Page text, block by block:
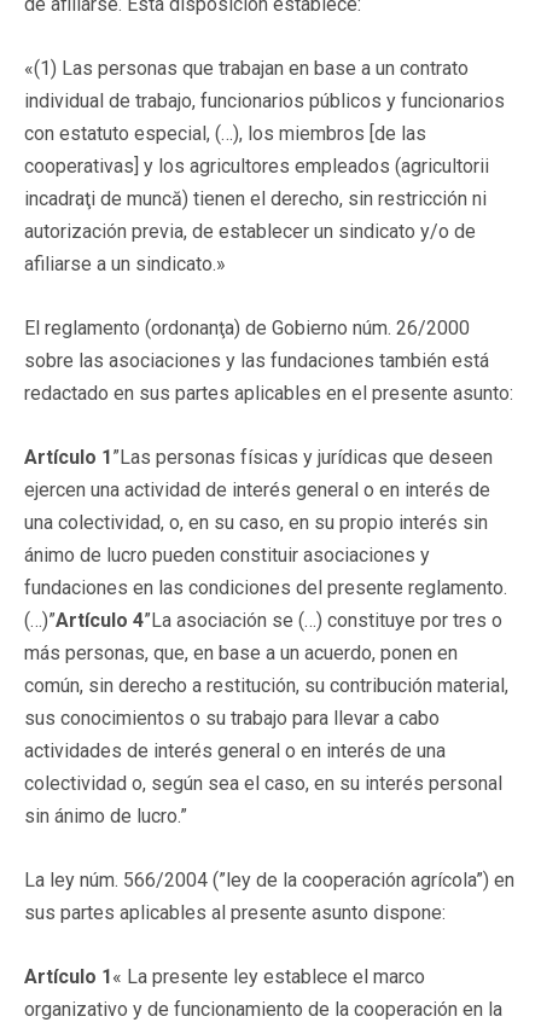
«(1) Las personas que trabajan en base a un contrato
individual de trabajo, funcionarios públicos y funcionarios
con estatuto especial, (…), los miembros [de las
cooperativas] y los agricultores empleados (agricultorii
incadraţi de muncă) tienen el derecho, sin restricción ni
autorización previa, de establecer un sindicato y/o de
afiliarse a un sindicato.»
El reglamento (ordonanţa) de Gobierno núm. 26/2000
sobre las asociaciones y las fundaciones también está
redactado en sus partes aplicables en el presente asunto:
Artículo 1”Las personas físicas y jurídicas que deseen
ejercen una actividad de interés general o en interés de
una colectividad, o, en su caso, en su propio interés sin
ánimo de lucro pueden constituir asociaciones y
fundaciones en las condiciones del presente reglamento.
(…)”Artículo 4”La asociación se (…) constituye por tres o
más personas, que, en base a un acuerdo, ponen en
común, sin derecho a restitución, su contribución material,
sus conocimientos o su trabajo para llevar a cabo
actividades de interés general o en interés de una
colectividad o, según sea el caso, en su interés personal
sin ánimo de lucro.”
La ley núm. 566/2004 (”ley de la cooperación agrícola”) en
sus partes aplicables al presente asunto dispone:
Artículo 1« La presente ley establece el marco
organizativo y de funcionamiento de la cooperación en la